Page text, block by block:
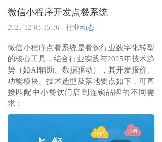
微信小程序开发点餐系统
2025-12-03 15:36 行业动态
微信小程序点餐系统是餐饮行业数字化转型
的核心工具，结合行业实践与2025年技术趋
势（如AI辅助、数据驱动），其开发报价、
功能模块、技术选型及落地要点如下，可直
接匹配中小餐饮门店到连锁品牌的不同需
求：